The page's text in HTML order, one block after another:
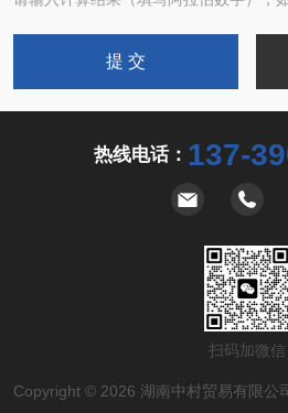
热线电话： 137-
扫码加微信
Copyright © 2026 湖南中村贸易有限